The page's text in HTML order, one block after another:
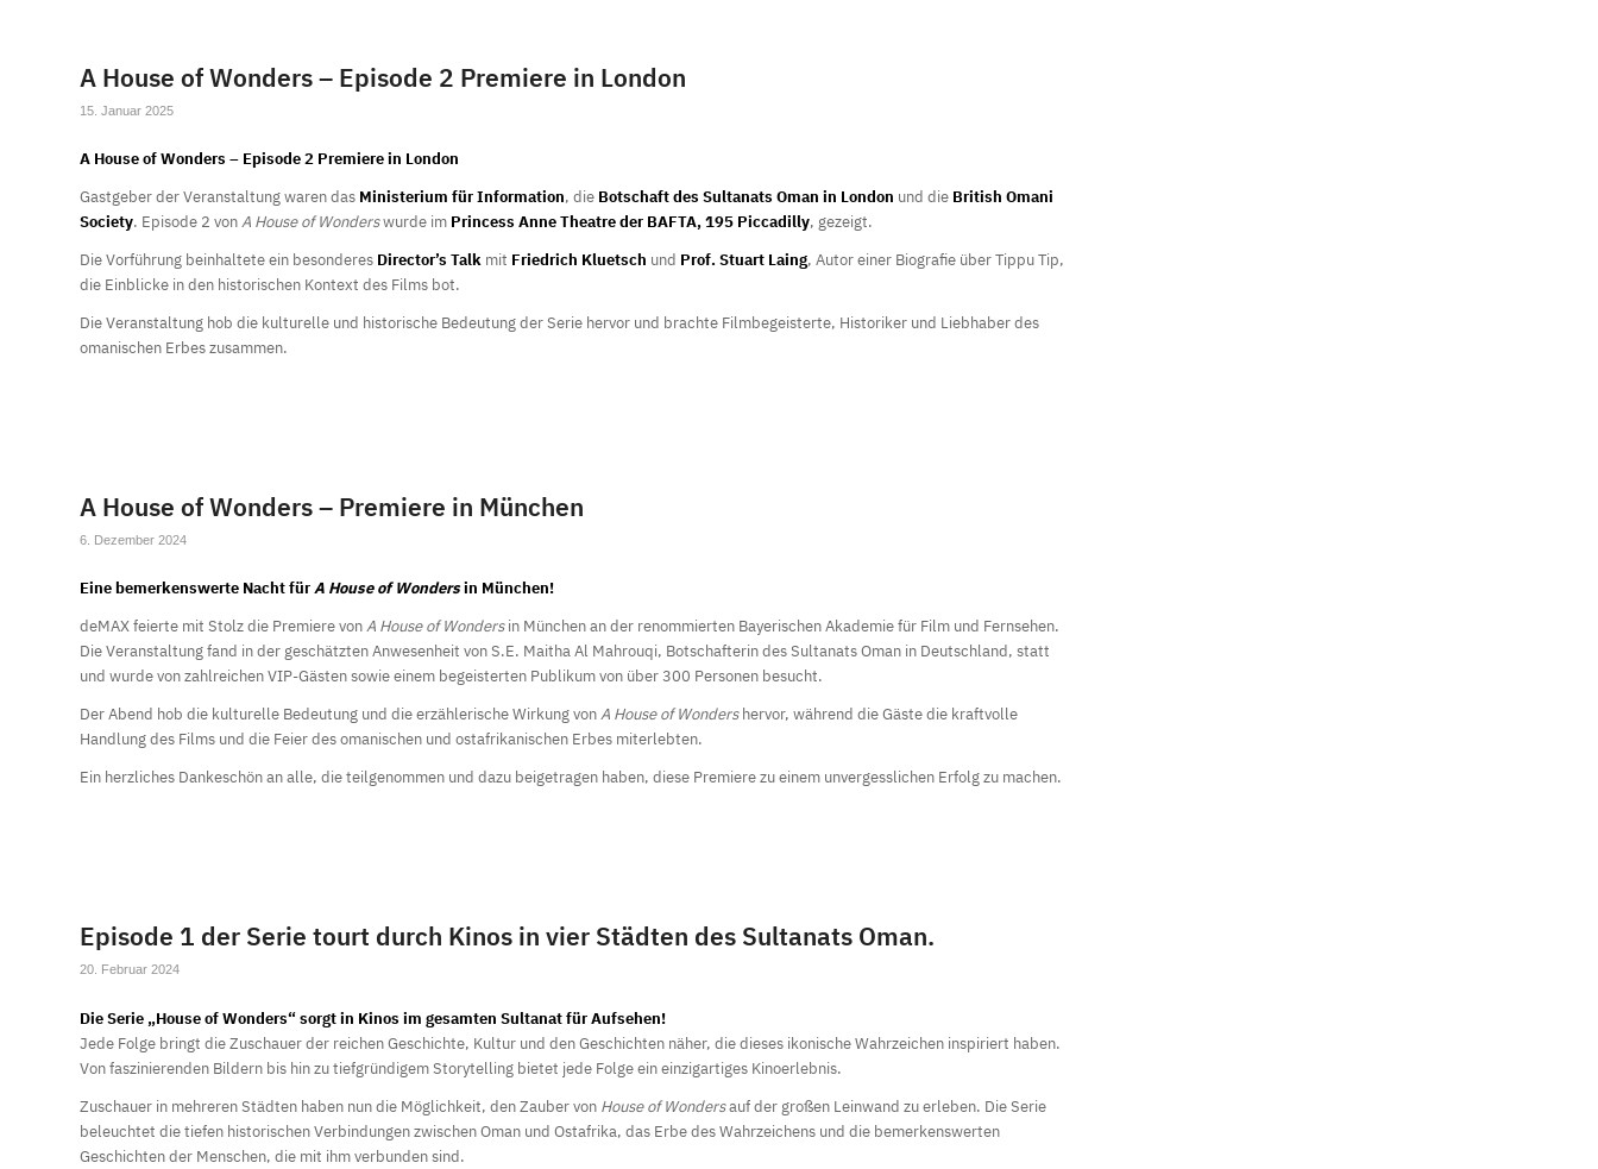
A House of Wonders – Episode 2 Premiere in London
15. Januar 2025
A House of Wonders – Episode 2 Premiere in London
Gastgeber der Veranstaltung waren das Ministerium für Information, die Botschaft des Sultanats Oman in London und die British Omani
Society. Episode 2 vonA House of Wonderswurde im Princess Anne Theatre der BAFTA, 195 Piccadilly, gezeigt.
Die Vorführung beinhaltete ein besonderes Director’s Talk mit Friedrich Kluetsch und Prof. Stuart Laing, Autor einer Biografie über Tippu Tip,
die Einblicke in den historischen Kontext des Films bot.
Die Veranstaltung hob die kulturelle und historische Bedeutung der Serie hervor und brachte Filmbegeisterte, Historiker und Liebhaber des
omanischen Erbes zusammen.
A House of Wonders – Premiere in München
6. Dezember 2024
Eine bemerkenswerte Nacht fürA House of Wondersin München!
deMAX feierte mit Stolz die Premiere vonA House of Wondersin München an der renommierten Bayerischen Akademie für Film und Fernsehen.
Die Veranstaltung fand in der geschätzten Anwesenheit von S.E. Maitha Al Mahrouqi, Botschafterin des Sultanats Oman in Deutschland, statt
und wurde von zahlreichen VIP-Gästen sowie einem begeisterten Publikum von über 300 Personen besucht.
Der Abend hob die kulturelle Bedeutung und die erzählerische Wirkung vonA House of Wondershervor, während die Gäste die kraftvolle
Handlung des Films und die Feier des omanischen und ostafrikanischen Erbes miterlebten.
Ein herzliches Dankeschön an alle, die teilgenommen und dazu beigetragen haben, diese Premiere zu einem unvergesslichen Erfolg zu machen.
Episode 1 der Serie tourt durch Kinos in vier Städten des Sultanats Oman.
20. Februar 2024
Die Serie „House of Wonders“ sorgt in Kinos im gesamten Sultanat für Aufsehen!
Jede Folge bringt die Zuschauer der reichen Geschichte, Kultur und den Geschichten näher, die dieses ikonische Wahrzeichen inspiriert haben.
Von faszinierenden Bildern bis hin zu tiefgründigem Storytelling bietet jede Folge ein einzigartiges Kinoerlebnis.
Zuschauer in mehreren Städten haben nun die Möglichkeit, den Zauber von House of Wondersauf der großen Leinwand zu erleben. Die Serie
beleuchtet die tiefen historischen Verbindungen zwischen Oman und Ostafrika, das Erbe des Wahrzeichens und die bemerkenswerten
Geschichten der Menschen, die mit ihm verbunden sind.